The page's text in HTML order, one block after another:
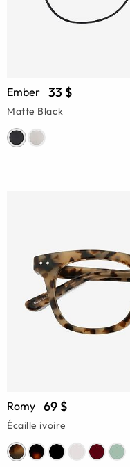
Ember 33 $
Matte Black
Romy 69 $
Écaille ivoire